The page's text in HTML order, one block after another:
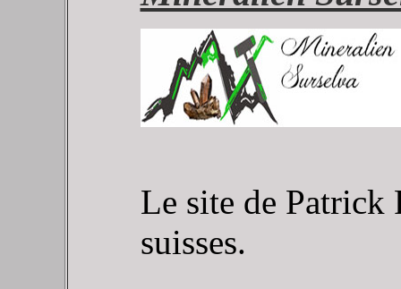
Le site de Patrick
suisses.